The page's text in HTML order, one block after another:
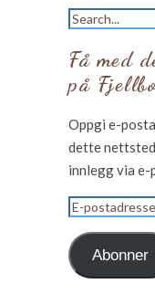
Få med
på
Oppgi e-
dette
innlegg via e-
E-
postadresse
Abonner